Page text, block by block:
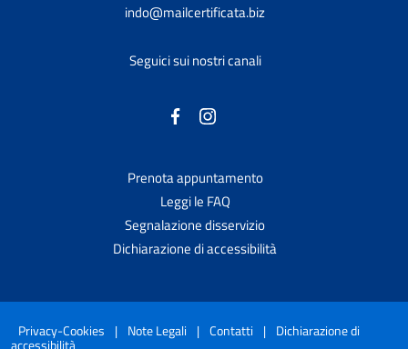
indo@mailcertificata.biz
Seguici sui nostri canali
Prenota appuntamento
Leggi le FAQ
Segnalazione disservizio
Dichiarazione di accessibilità
Privacy-Cookies | Note Legali | Contatti | Dichiarazione di
accessibilità